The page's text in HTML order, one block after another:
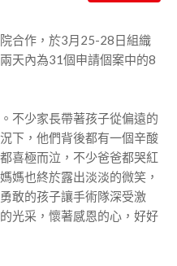
合作，於3月25-28日組織
天內為31個申請個案中的8
不少家長帶著孩子從偏遠的
下，他們背後都有一個辛酸
喜極而泣，不少爸爸都哭紅
媽也終於露出淡淡的微笑，
敢的孩子讓手術隊深受激
光采，懷著感恩的心，好好